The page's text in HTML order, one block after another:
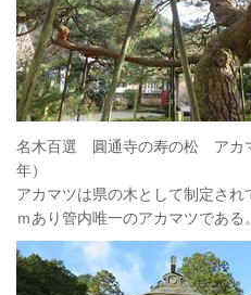
名木百選 圓通寺の寿の松 アカ
年）
アカマツは県の木として制定さ
ｍあり管内唯一のアカマツである